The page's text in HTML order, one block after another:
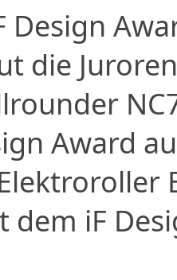
Design
die
Award
dem iF